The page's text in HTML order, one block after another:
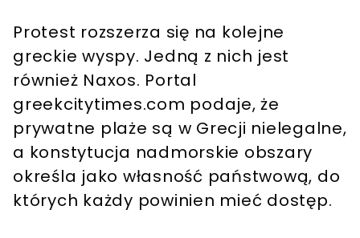
Protest rozszerza się na kolejne
greckie wyspy. Jedną z nich jest
również Naxos. Portal
greekcitytimes.com podaje, że
prywatne plaże są w Grecji nielegalne,
a konstytucja nadmorskie obszary
określa jako własność państwową, do
których każdy powinien mieć dostęp.